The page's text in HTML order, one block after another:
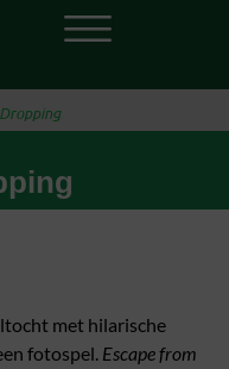
met hilarische
fotospel. Escape from